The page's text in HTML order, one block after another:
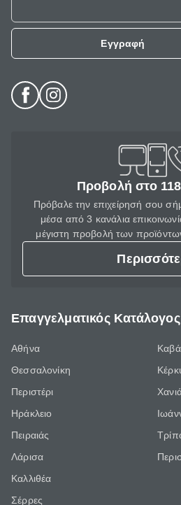
Εγγραφή
Προβολή στο
Πρόβαλε την επιχείρησή σου
μέσα από 3 κανάλια
μέγιστη προβολή των
Επαγγελματικός Κατάλογος
Αθήνα
Θεσσαλονίκη
Περιστέρι
Ηράκλειο
Πειραιάς
Λάρισα
Καλλιθέα
Σέρρες